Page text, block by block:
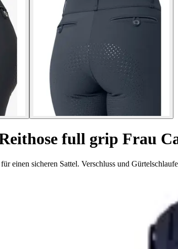
full grip Frau
einen sicheren Sattel. Verschluss und